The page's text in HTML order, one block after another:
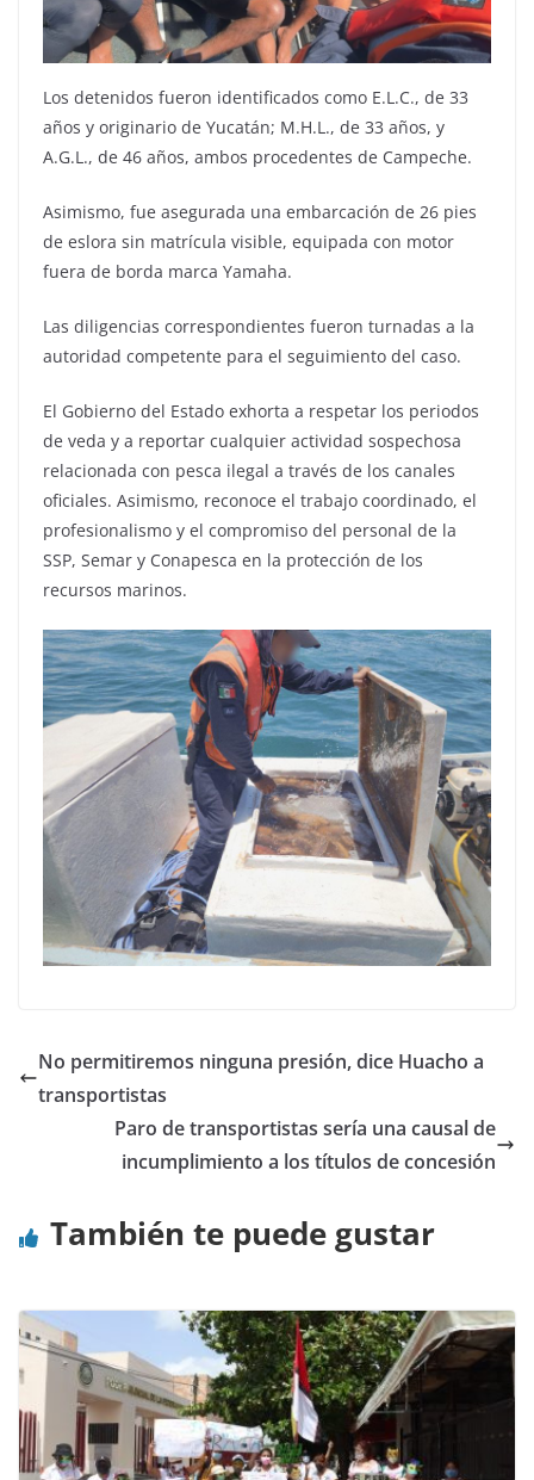
Los detenidos fueron identificados como E.L.C., de 33
años y originario de Yucatán; M.H.L., de 33 años, y
A.G.L., de 46 años, ambos procedentes de Campeche.
Asimismo, fue asegurada una embarcación de 26 pies
de eslora sin matrícula visible, equipada con motor
fuera de borda marca Yamaha.
Las diligencias correspondientes fueron turnadas a la
autoridad competente para el seguimiento del caso.
El Gobierno del Estado exhorta a respetar los periodos
de veda y a reportar cualquier actividad sospechosa
relacionada con pesca ilegal a través de los canales
oficiales. Asimismo, reconoce el trabajo coordinado, el
profesionalismo y el compromiso del personal de la
SSP, Semar y Conapesca en la protección de los
recursos marinos.
No permitiremos ninguna presión, dice Huacho a
transportistas
Paro de transportistas sería una causal de
incumplimiento a los títulos de concesión
También te puede gustar